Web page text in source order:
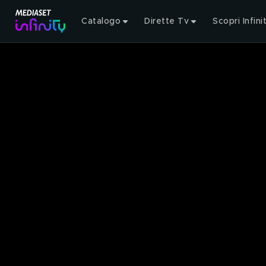
Catalogo Dirette Tv Scopri